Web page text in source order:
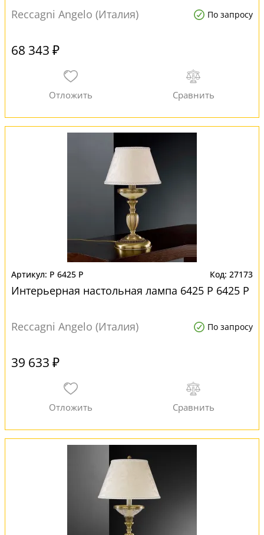
Reccagni Angelo (Италия) По запросу
68 343 ₽
P 6425 P 27173
Интерьерная настольная лампа 6425 P 6425 P
Reccagni Angelo (Италия) По запросу
39 633 ₽